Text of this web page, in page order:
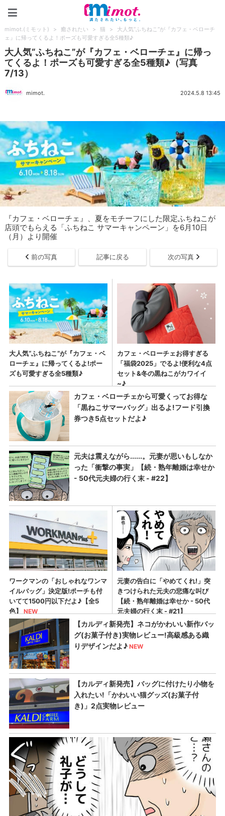
mimot.(ミモット) > 癒されたい > 猫 >
大人気“ふちねこ”が『カフェ・ベローチ
ェ』に帰ってくるよ！ポーズも可愛すぎる全5種類♪
大人気“ふちねこ”が『カフェ・ベローチェ』に帰っ
てくるよ！ポーズも可愛すぎる全5種類♪（写真
7/13）
mimot. 2024.5.8 13:45
『カフェ・ベローチェ』、夏をモチーフにした限定ふちねこが
店頭でもらえる「ふちねこ サマーキャンペーン」を6月10日
（月）より開催
前の写真 記事に戻る 次の写真